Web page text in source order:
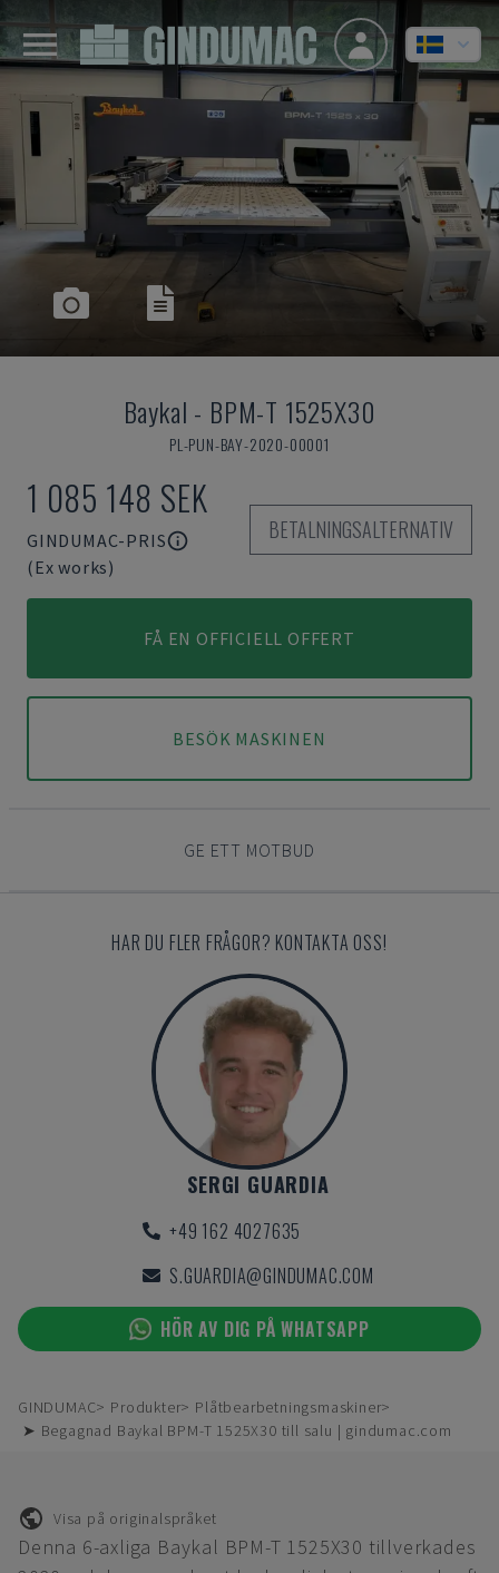
Baykal - BPM-T 1525X30
PL-PUN-BAY-2020-00001
1 085 148 SEK
GINDUMAC-PRIS
(Ex works)
BETALNINGSALTERNATIV
FÅ EN OFFICIELL OFFERT
BESÖK MASKINEN
GE ETT MOTBUD
HAR DU FLER FRÅGOR? KONTAKTA OSS!
SERGI GUARDIA
+49 162 4027635
S.GUARDIA@GINDUMAC.COM
HÖR AV DIG PÅ WHATSAPP
GINDUMAC Produkter
Plåtbearbetningsmaskiner
➤ Begagnad Baykal BPM-T 1525X30 till salu | gindumac.com
Visa på originalspråket
Denna 6-axliga Baykal BPM-T 1525X30 tillverkades